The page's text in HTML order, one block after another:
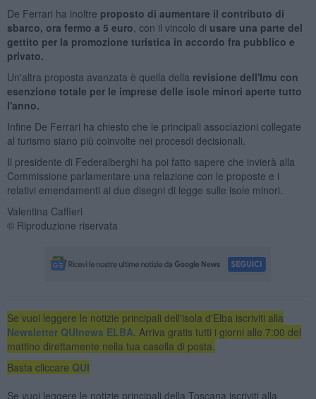
De Ferrari ha inoltre proposto di aumentare il contributo di
sbarco, ora fermo a 5 euro , con il vincolo di usare una parte del
gettito per la promozione turistica in accordo fra pubblico e
privato.
Un'altra proposta avanzata è quella della revisione dell'Imu con
esenzione totale per le imprese delle isole minori aperte tutto
l'anno.
Infine De Ferrari ha chiesto che le principali associazioni collegate
al turismo siano più coinvolte nei procesdi decisionali.
Il presidente di Federalberghi ha poi fatto sapere che invierà alla
Commissione parlamentare una relazione con le proposte e i
relativi emendamenti ai due disegni di legge sulle isole minori.
Valentina Caffieri
© Riproduzione riservata
Se vuoi leggere le notizie principali dell'isola d'Elba iscriviti alla
Newsletter QUInews ELBA. Arriva gratis tutti i giorni alle 7:00 del
mattino direttamente nella tua casella di posta.
Basta cliccare QUI
Se vuoi leggere le notizie principali della Toscana iscriviti alla